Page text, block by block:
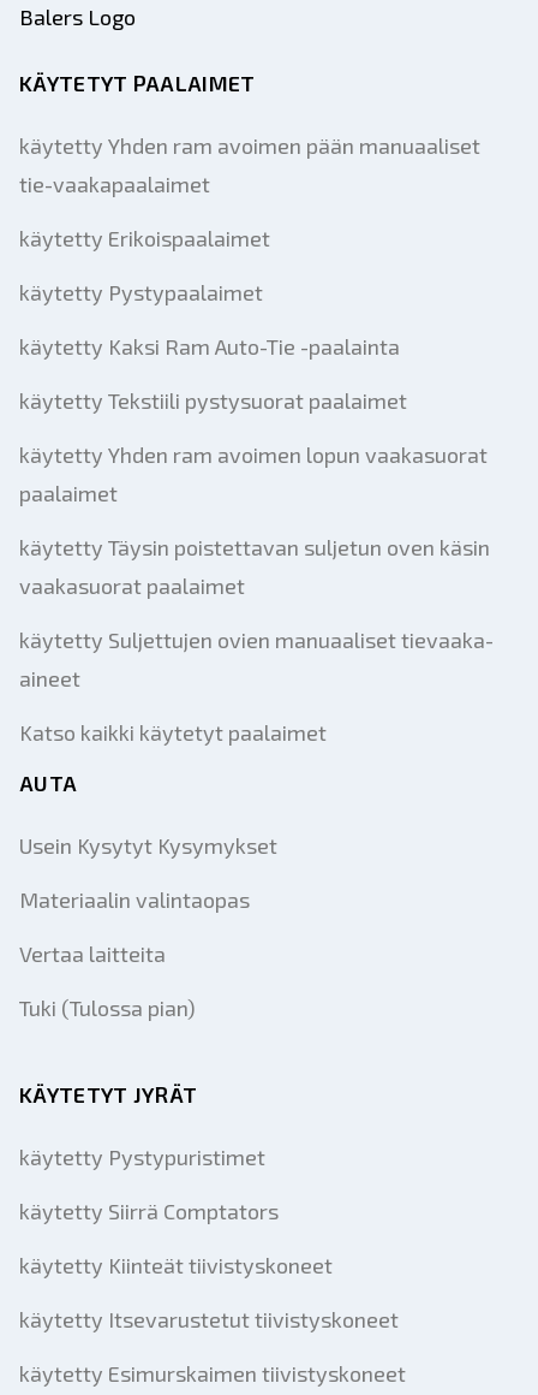
KÄYTETYT PAALAIMET
käytetty Yhden ram avoimen pään manuaaliset
tie-vaakapaalaimet
käytetty Erikoispaalaimet
käytetty Pystypaalaimet
käytetty Kaksi Ram Auto-Tie -paalainta
käytetty Tekstiili pystysuorat paalaimet
käytetty Yhden ram avoimen lopun vaakasuorat
paalaimet
käytetty Täysin poistettavan suljetun oven käsin
vaakasuorat paalaimet
käytetty Suljettujen ovien manuaaliset tievaaka-
aineet
Katso kaikki käytetyt paalaimet
AUTA
Usein Kysytyt Kysymykset
Materiaalin valintaopas
Vertaa laitteita
Tuki (Tulossa pian)
KÄYTETYT JYRÄT
käytetty Pystypuristimet
käytetty Siirrä Comptators
käytetty Kiinteät tiivistyskoneet
käytetty Itsevarustetut tiivistyskoneet
käytetty Esimurskaimen tiivistyskoneet